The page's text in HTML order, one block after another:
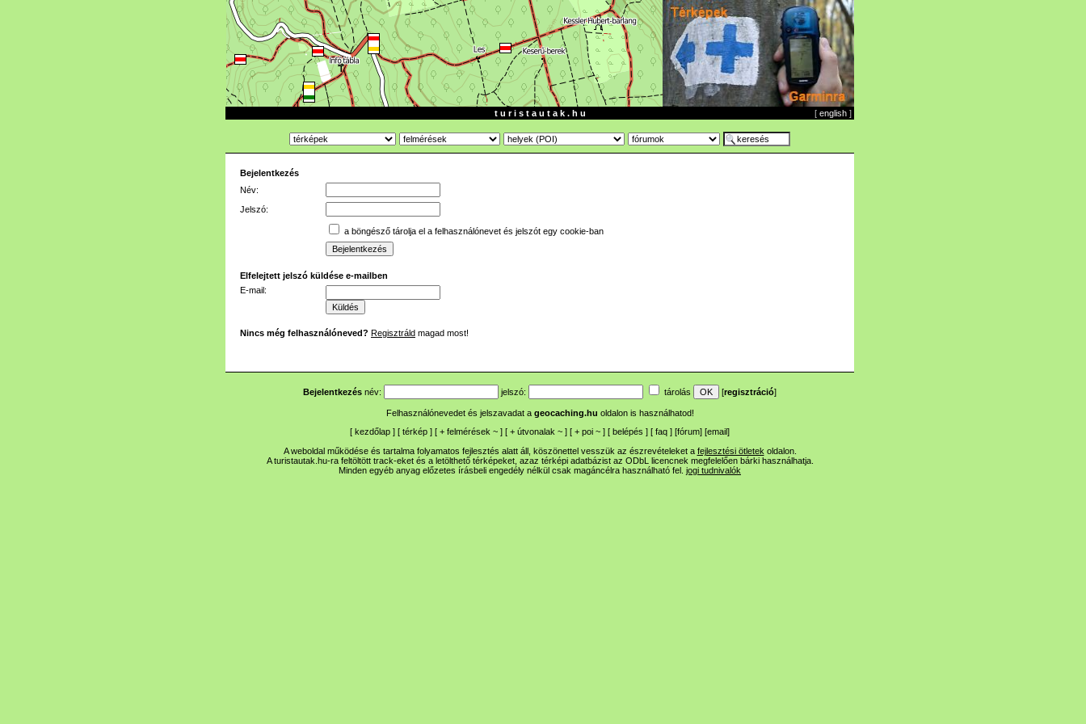
t u r i s t a u t a k . h u [ english ]
Bejelentkezés
Név:
Jelszó:
a böngésző tárolja el a felhasználónevet és jelszót egy cookie-ban
Elfelejtett jelszó küldése e-mailben
E-mail:
Nincs még felhasználóneved? Regisztráld magad most!
Bejelentkezés név: jelszó: tárolás [regisztráció]
Felhasználónevedet és jelszavadat a geocaching.hu oldalon is használhatod!
[ kezdőlap ] [ térkép ] [ + felmérések ~ ] [ + útvonalak ~ ] [ + poi ~ ] [ belépés ] [ faq ] [fórum] [email]
A weboldal működése és tartalma folyamatos fejlesztés alatt áll, köszönettel vesszük az észrevételeket a fejlesztési ötletek oldalon.
A turistautak.hu-ra feltöltött track-eket és a letölthető térképeket, azaz térképi adatbázist az ODbL licencnek megfelelően bárki használhatja.
Minden egyéb anyag előzetes írásbeli engedély nélkül csak magáncélra használható fel. jogi tudnivalók